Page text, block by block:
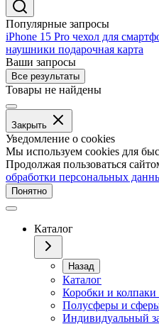
Популярные запросы
iPhone 15 Pro чехол для
наушники подарочная карта
Ваши запросы
Все результаты
Товары не найдены
Закрыть
Уведомление о cookies
Мы используем cookies для
Продолжая пользоваться
обработки персональных
Понятно
Каталог
Назад
Каталог
Коробки и колпаки
Полусферы и сферы
Индивидуальный